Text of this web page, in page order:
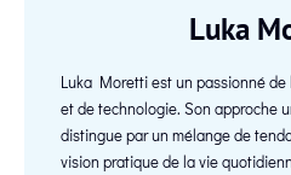
Luka
Luka Moretti est un passionné
et de technologie. Son approche
distingue par un mélange de
vision pratique de la vie